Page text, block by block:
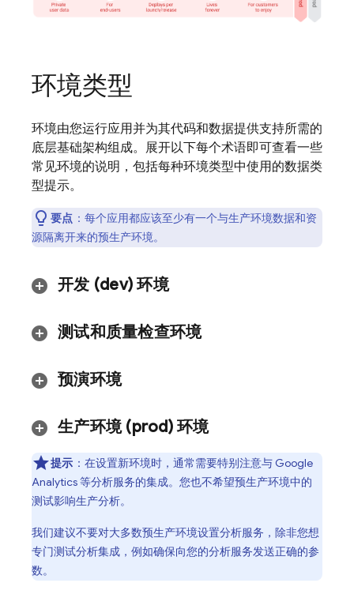
环境类型
环境由您运行应用并为其代码和数据提供支持所需的
底层基础架构组成。展开以下每个术语即可查看一些
常见环境的说明，包括每种环境类型中使用的数据类
型提示。
要点 ： 每个应用都应该至少有一个与生产环境数据和资
源隔离开来的预生产环境。
开发 (dev) 环境
测试和质量检查环境
预演环境
生产环境 (prod) 环境
提示 ：在设置新环境时，通常需要特别注意与 Google
Analytics等分析服务的集成。您也不希望预生产环境中的
测试影响生产分析。
我们建议不要对大多数预生产环境设置分析服务，除非您想
专门测试分析集成，例如确保向您的分析服务发送正确的参
数。